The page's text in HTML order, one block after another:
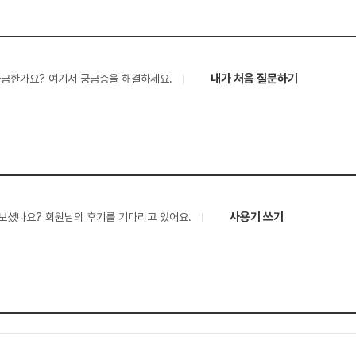
한가요? 여기서 궁금증을 해결하세요. 내가 처음 질문하기
셨나요? 회원님의 후기를 기다리고 있어요. 사용기 쓰기